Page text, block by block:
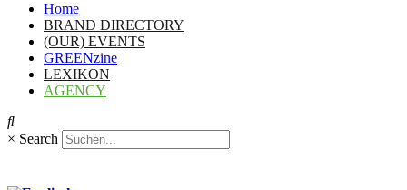
Home
BRAND DIRECTORY
(OUR) EVENTS
GREENzine
LEXIKON
AGENCY
× Search